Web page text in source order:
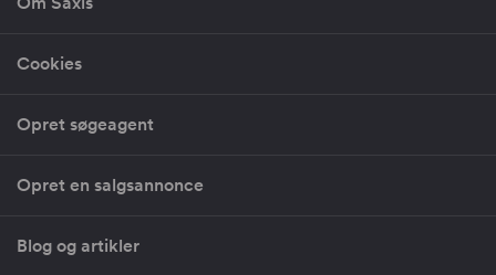
Cookies
Opret søgeagent
Opret en salgsannonce
Blog og artikler